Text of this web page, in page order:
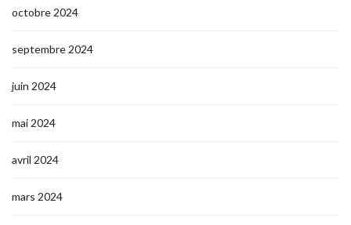
octobre 2024
septembre 2024
juin 2024
mai 2024
avril 2024
mars 2024